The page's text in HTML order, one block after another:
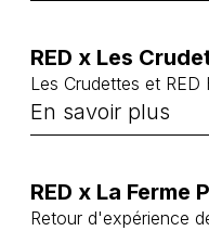
RED x Les
Les Crudettes et RED
En savoir plus
RED x La Ferme
Retour d'expérience